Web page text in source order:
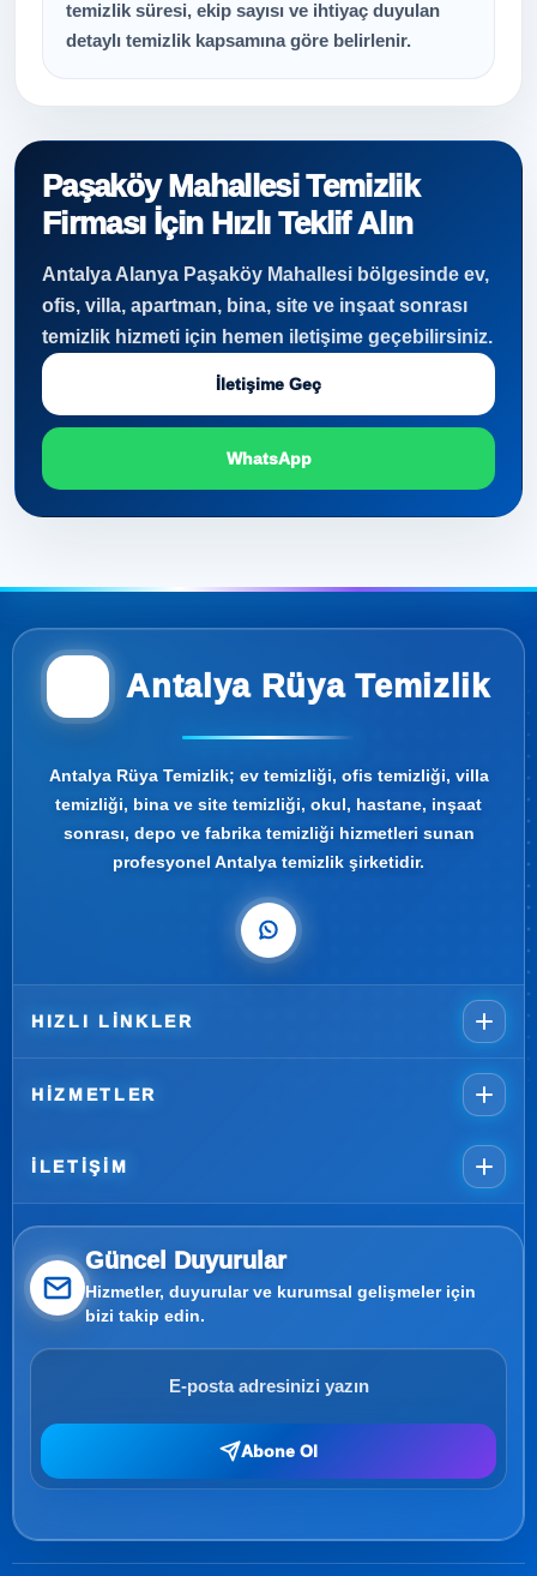
temizlik süresi, ekip sayısı ve ihtiyaç duyulan
detaylı temizlik kapsamına göre belirlenir.
Paşaköy Mahallesi Temizlik
Firması İçin Hızlı Teklif Alın
Antalya Alanya Paşaköy Mahallesi bölgesinde ev,
ofis, villa, apartman, bina, site ve inşaat sonrası
temizlik hizmeti için hemen iletişime geçebilirsiniz.
İletişime Geç
WhatsApp
Antalya Rüya Temizlik
Antalya Rüya Temizlik; ev temizliği, ofis temizliği, villa
temizliği, bina ve site temizliği, okul, hastane, inşaat
sonrası, depo ve fabrika temizliği hizmetleri sunan
profesyonel Antalya temizlik şirketidir.
HIZLI LINKLER
HIZMETLER
İLETIŞIM
Güncel Duyurular
Hizmetler, duyurular ve kurumsal gelişmeler için
bizi takip edin.
Abone Ol